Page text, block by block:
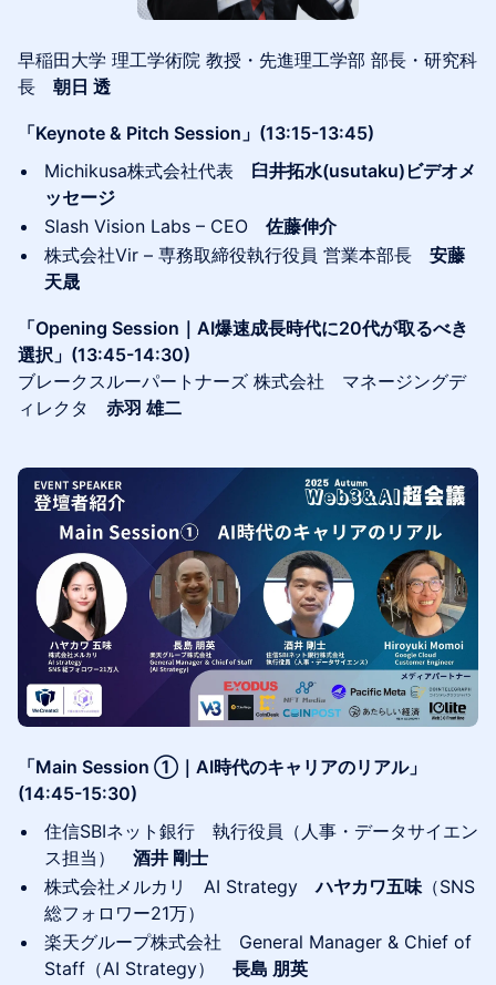
早稲田大学 理工学術院 教授・先進理工学部 部長・研究科
長 朝日 透
「Keynote & Pitch Session」(13:15-13:45)
Michikusa株式会社代表 臼井拓水(usutaku)ビデオメ
ッセージ
Slash Vision Labs – CEO 佐藤伸介
株式会社Vir – 専務取締役執行役員 営業本部長 安藤
天晟
「Opening Session｜AI爆速成長時代に20代が取るべき
選択」(13:45-14:30)
ブレークスルーパートナーズ 株式会社 マネージングデ
ィレクタ 赤羽 雄二
「Main Session ①｜AI時代のキャリアのリアル」
(14:45-15:30)
住信SBIネット銀行 執行役員（人事・データサイエン
ス担当） 酒井 剛士
株式会社メルカリ AI Strategyハヤカワ五味（SNS
総フォロワー21万）
楽天グループ株式会社 General Manager & Chief of
Staff（AI Strategy） 長島 朋英